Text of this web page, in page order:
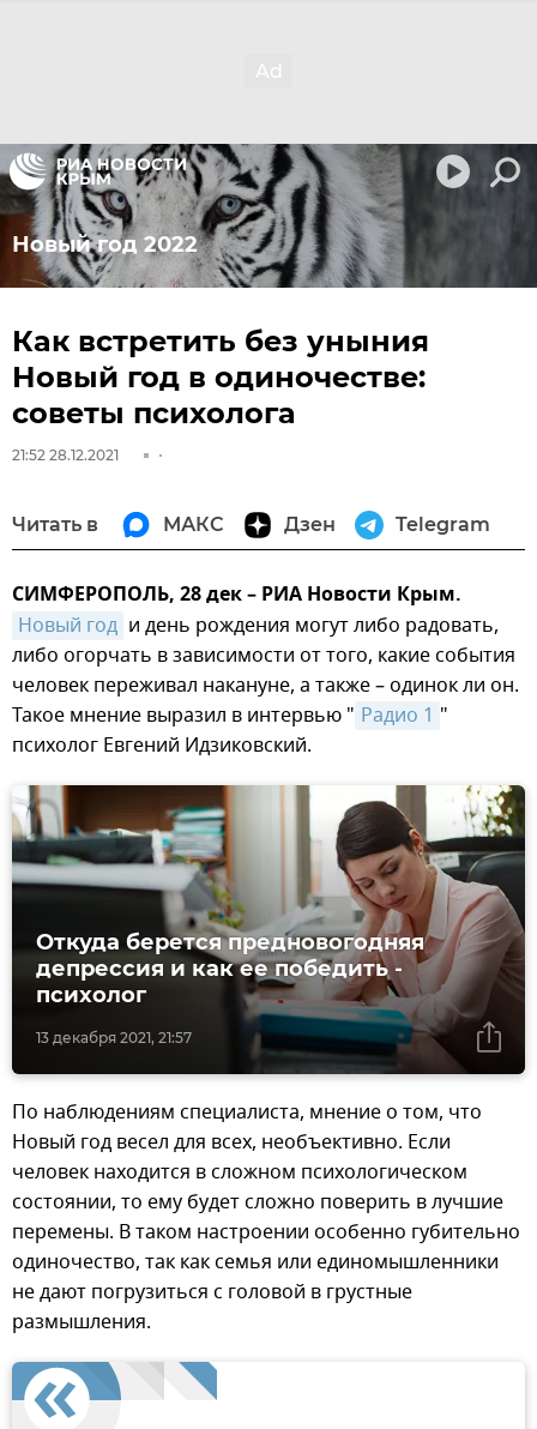
Новый год 2022
Как встретить без уныния
Новый год в одиночестве:
советы психолога
21:52 28.12.2021
Читать в МАКС Дзен Telegram
СИМФЕРОПОЛЬ, 28 дек – РИА Новости Крым.
Новый год и день рождения могут либо радовать,
либо огорчать в зависимости от того, какие события
человек переживал накануне, а также – одинок ли он.
Такое мнение выразил в интервью " Радио 1 "
психолог Евгений Идзиковский.
13 декабря 2021, 21:57
Откуда берется предновогодняя
депрессия и как ее победить -
психолог
По наблюдениям специалиста, мнение о том, что
Новый год весел для всех, необъективно. Если
человек находится в сложном психологическом
состоянии, то ему будет сложно поверить в лучшие
перемены. В таком настроении особенно губительно
одиночество, так как семья или единомышленники
не дают погрузиться с головой в грустные
размышления.